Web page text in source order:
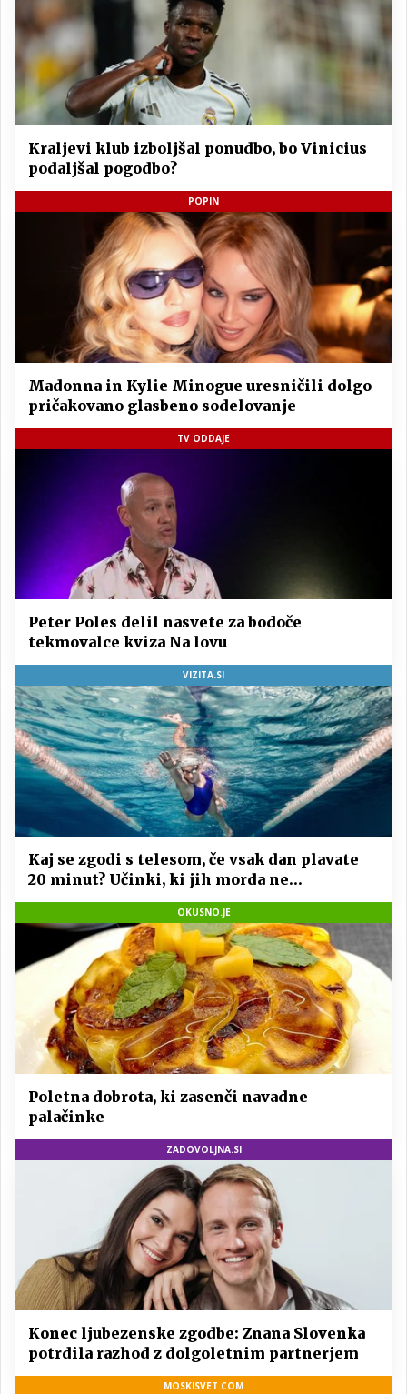
Kraljevi klub izboljšal ponudbo, bo Vinicius
podaljšal pogodbo?
POPIN
Madonna in Kylie Minogue uresničili dolgo
pričakovano glasbeno sodelovanje
TV ODDAJE
Peter Poles delil nasvete za bodoče
tekmovalce kviza Na lovu
VIZITA.SI
Kaj se zgodi s telesom, če vsak dan plavate
20 minut? Učinki, ki jih morda ne
pričakujete
OKUSNO.JE
Poletna dobrota, ki zasenči navadne
palačinke
ZADOVOLJNA.SI
Konec ljubezenske zgodbe: Znana Slovenka
potrdila razhod z dolgoletnim partnerjem
MOSKISVET.COM